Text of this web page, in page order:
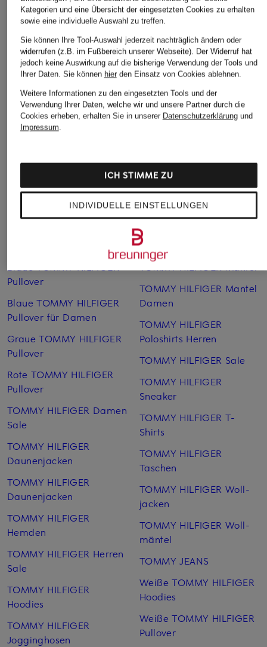
+Aktionsrabatt
ARMEDANGELS
Cabanjacke MAJELAA
179,99 €
Bestpreis:152,99 €
Ursprünglich:349,90 €
+Aktionsrabatt
lilienfels
Lederjacke
279,99 €
Bestpreis:237,99 €
Ursprünglich:349,99 €
Marc O'Polo
Overjacket
79,99 €
Bestpreis:
Pullover
Blaue TOMMY HILFIGER
Pullover für Damen
Graue TOMMY HILFIGER
Pullover
Rote TOMMY HILFIGER
Pullover
TOMMY HILFIGER Damen
Sale
TOMMY HILFIGER
Daunenjacken
TOMMY HILFIGER
Daunenjacken
TOMMY HILFIGER
Hemden
TOMMY HILFIGER Herren
Sale
TOMMY HILFIGER
Hoodies
TOMMY HILFIGER
Jogginghosen
TOMMY HILFIGER Mantel
Damen
TOMMY HILFIGER
Poloshirts Herren
TOMMY HILFIGER Sale
TOMMY HILFIGER
Sneaker
TOMMY HILFIGER T-
Shirts
TOMMY HILFIGER
Taschen
TOMMY HILFIGER Woll­
jacken
TOMMY HILFIGER Woll­
mäntel
TOMMY JEANS
Weiße TOMMY HILFIGER
Hoodies
Weiße TOMMY HILFIGER
Pullover
Kategorien und eine Übersicht der eingesetzten Cookies zu erhalten
sowie eine individuelle Auswahl zu treffen.
Sie können Ihre Tool-Auswahl jederzeit nachträglich ändern oder
widerrufen (z.B. im Fußbereich unserer Webseite). Der Widerruf hat
jedoch keine Auswirkung auf die bisherige Verwendung der Tools und
Ihrer Daten. Sie können hierden Einsatz von Cookies ablehnen.
Weitere Informationen zu den eingesetzten Tools und der
Verwendung Ihrer Daten, welche wir und unsere Partner durch die
Cookies erheben, erhalten Sie in unserer Datenschutzerklärungund
Impressum.
INDIVIDUELLE EINSTELLUNGEN
ICH STIMME ZU